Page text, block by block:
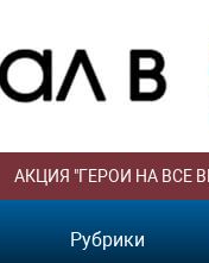
АКЦИЯ "ГЕРОИ НА ВСЕ
Рубрики